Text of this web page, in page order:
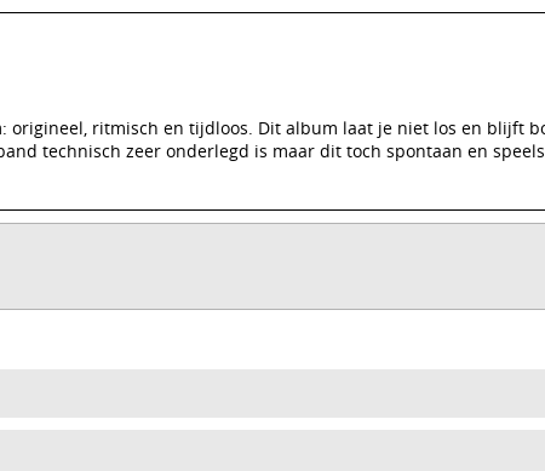
origineel, ritmisch en tijdloos. Dit album laat je niet los en blijft
technisch zeer onderlegd is maar dit toch spontaan en speels